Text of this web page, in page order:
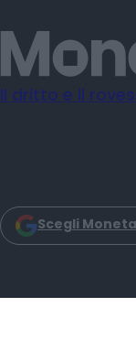
Il dritto e il
Scegli